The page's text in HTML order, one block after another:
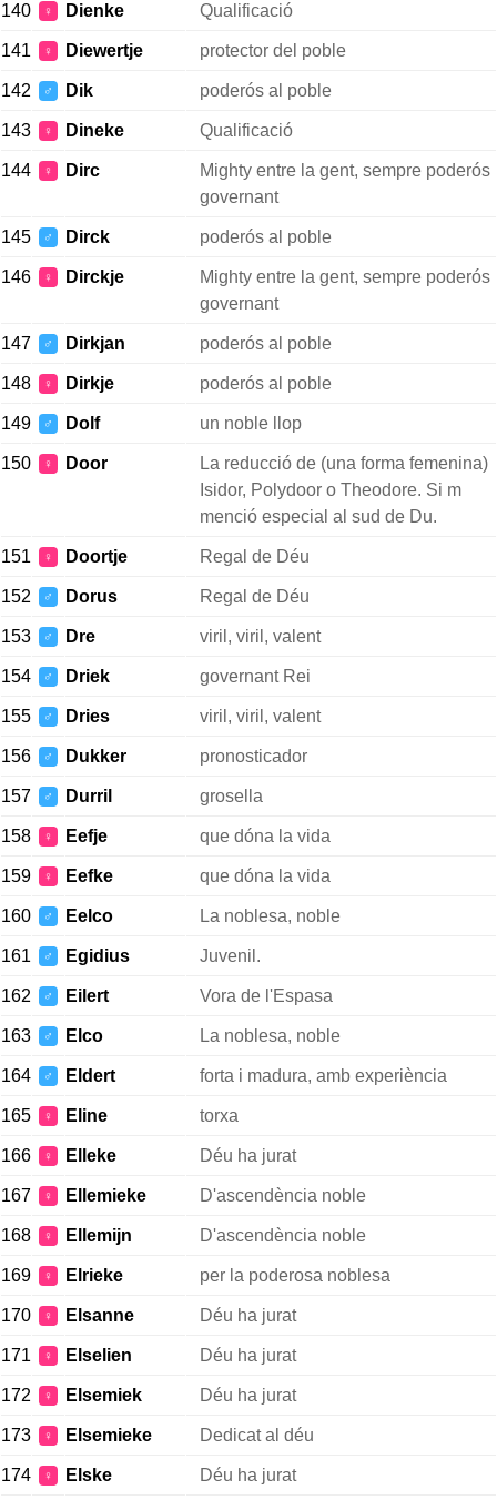
140 ♀ Dienke Qualificació
141 ♀ Diewertje protector del poble
142 ♂ Dik poderós al poble
143 ♀ Dineke Qualificació
144 ♀ Dirc
Mighty entre la gent, sempre poderós
governant
145 ♂ Dirck poderós al poble
146 ♀ Dirckje
Mighty entre la gent, sempre poderós
governant
147 ♂ Dirkjan poderós al poble
148 ♀ Dirkje poderós al poble
149 ♂ Dolf un noble llop
150 ♀ Door
La reducció de (una forma femenina)
Isidor, Polydoor o Theodore. Si m
menció especial al sud de Du.
151 ♀ Doortje Regal de Déu
152 ♂ Dorus Regal de Déu
153 ♂ Dre viril, viril, valent
154 ♂ Driek governant Rei
155 ♂ Dries viril, viril, valent
156 ♂ Dukker pronosticador
157 ♂ Durril grosella
158 ♀ Eefje que dóna la vida
159 ♀ Eefke que dóna la vida
160 ♂ Eelco La noblesa, noble
161 ♂ Egidius Juvenil.
162 ♂ Eilert Vora de l'Espasa
163 ♂ Elco La noblesa, noble
164 ♂ Eldert forta i madura, amb experiència
165 ♀ Eline torxa
166 ♀ Elleke Déu ha jurat
167 ♀ Ellemieke D'ascendència noble
168 ♀ Ellemijn D'ascendència noble
169 ♀ Elrieke per la poderosa noblesa
170 ♀ Elsanne Déu ha jurat
171 ♀ Elselien Déu ha jurat
172 ♀ Elsemiek Déu ha jurat
173 ♀ Elsemieke Dedicat al déu
174 ♀ Elske Déu ha jurat